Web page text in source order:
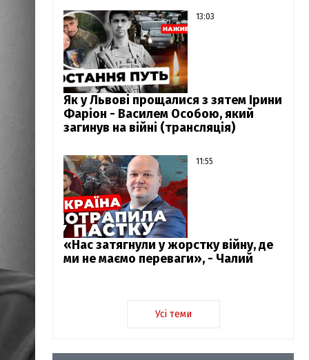
13:03
Як у Львові прощалися з зятем Ірини
Фаріон - Василем Особою, який
загинув на війні (трансляція)
11:55
«Нас затягнули у жорстку війну, де
ми не маємо переваги», - Чалий
Усі теми